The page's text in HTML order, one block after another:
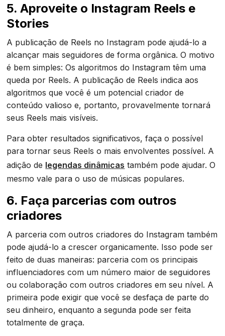
5. Aproveite o Instagram Reels e
Stories
A publicação de Reels no Instagram pode ajudá-lo a
alcançar mais seguidores de forma orgânica. O motivo
é bem simples: Os algoritmos do Instagram têm uma
queda por Reels. A publicação de Reels indica aos
algoritmos que você é um potencial criador de
conteúdo valioso e, portanto, provavelmente tornará
seus Reels mais visíveis.
Para obter resultados significativos, faça o possível
para tornar seus Reels o mais envolventes possível. A
adição de legendas dinâmicas também pode ajudar. O
mesmo vale para o uso de músicas populares.
6. Faça parcerias com outros
criadores
A parceria com outros criadores do Instagram também
pode ajudá-lo a crescer organicamente. Isso pode ser
feito de duas maneiras: parceria com os principais
influenciadores com um número maior de seguidores
ou colaboração com outros criadores em seu nível. A
primeira pode exigir que você se desfaça de parte do
seu dinheiro, enquanto a segunda pode ser feita
totalmente de graça.